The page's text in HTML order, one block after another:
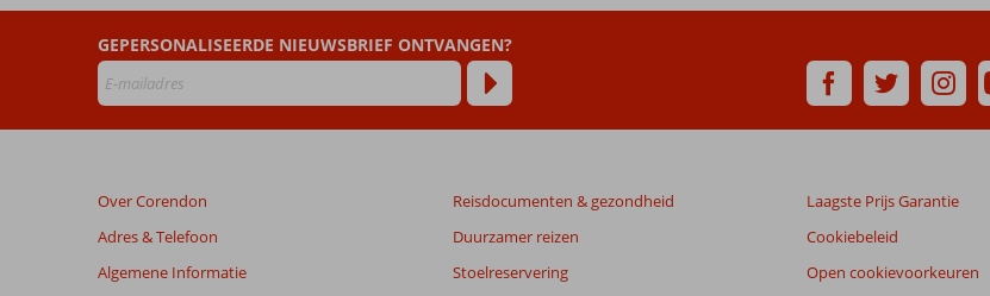
Beoordelingen
die
ouder
zijn
dan
worden
niet
meer
weergegeven
GEPERSONALISEERDE NIEUWSBRIEF ONTVANGEN?
Over Corendon
Adres & Telefoon
Algemene Informatie
Reisdocumenten & gezondheid
Duurzamer reizen
Stoelreservering
Laagste Prijs Garantie
Cookiebeleid
Open cookievoorkeuren